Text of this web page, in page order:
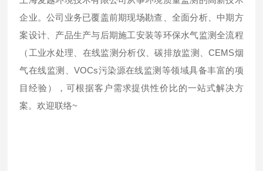
企业。公司业务已覆盖前期现场勘查、全面分析、中期方
案设计、产品生产与后期施工安装等环保水气监测全流程
（工业水处理、在线监测分析仪、碳排放监测、CEMS烟
气在线监测、VOCs污染源在线监测等领域具备丰富的项
目经验），可根据客户需求提供性价比的一站式解决方
案。欢迎联络~